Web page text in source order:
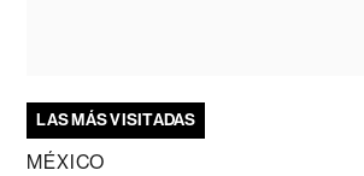
LAS MÁS VISITADAS
MÉXICO